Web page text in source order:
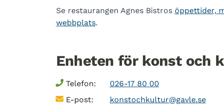
Se restaurangen Agnes Bistros öppettider,
webbplats.
Enheten för konst och
Telefon:
026-17 80 00
E-post:
konstochkultur@gavle.se